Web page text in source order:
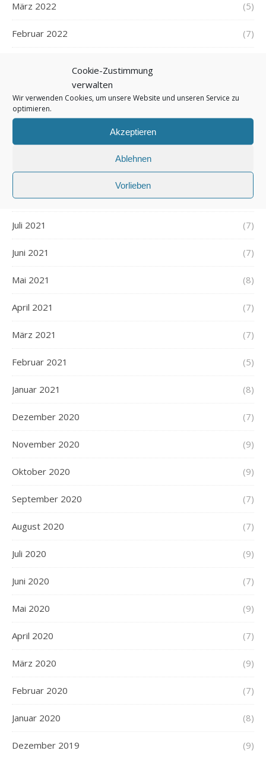
Cookie-Zustimmung
verwalten
Wir verwenden Cookies, um unsere Website und unseren Service zu
optimieren.
Akzeptieren
Ablehnen
Vorlieben
März 2022 (5)
Februar 2022 (7)
Dezember 2021
November 2021 (7)
Oktober 2021 (6)
September 2021 (7)
August 2021 (7)
Juli 2021 (7)
Juni 2021 (7)
Mai 2021 (8)
April 2021 (7)
März 2021 (7)
Februar 2021 (5)
Januar 2021 (8)
Dezember 2020 (7)
November 2020 (9)
Oktober 2020 (9)
September 2020 (7)
August 2020 (7)
Juli 2020 (9)
Juni 2020 (7)
Mai 2020 (9)
April 2020 (7)
März 2020 (9)
Februar 2020 (7)
Januar 2020 (8)
Dezember 2019 (9)